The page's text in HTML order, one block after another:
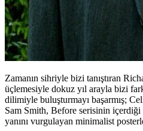
Zamanın sihriyle bizi tanıştıran
üçlemesiyle dokuz yıl arayla bizi
dilimiyle buluşturmayı başarmış;
Sam Smith, Before serisinin
yanını vurgulayan minimalist